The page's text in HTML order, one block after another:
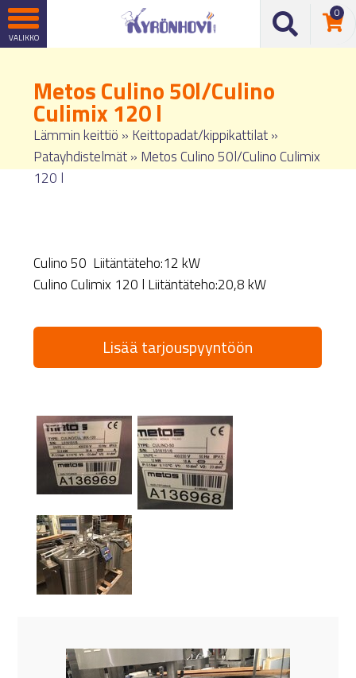
0
Metos Culino 50l/Culino
Culimix 120 l
Lämmin keittiö » Keittopadat/kippikattilat»
Patayhdistelmät» Metos Culino 50l/Culino Culimix
120 l
Culino 50 Liitäntäteho:12 kW
Culino Culimix 120 l Liitäntäteho:20,8 kW
Lisää tarjouspyyntöön